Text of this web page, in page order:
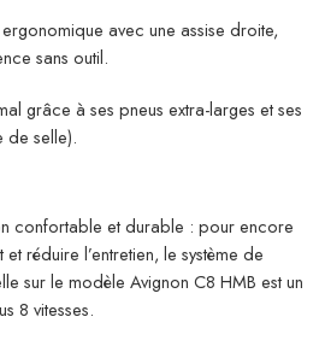
avec une assise droite,
sans outil.
grâce à ses pneus extra-larges et ses
de selle).
confortable et durable : pour encore
réduire l’entretien, le système de
sur le modèle Avignon C8 HMB est un
8 vitesses.